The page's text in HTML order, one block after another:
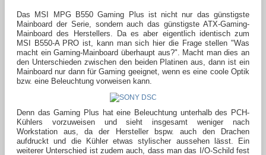
Das MSI MPG B550 Gaming Plus ist nicht nur das günstigste
Mainboard der Serie, sondern auch das günstigste ATX-Gaming-
Mainboard des Herstellers. Da es aber eigentlich identisch zum
MSI B550-A PRO ist, kann man sich hier die Frage stellen "Was
macht ein Gaming-Mainboard überhaupt aus?". Macht man dies an
den Unterschieden zwischen den beiden Platinen aus, dann ist ein
Mainboard nur dann für Gaming geeignet, wenn es eine coole Optik
bzw. eine Beleuchtung vorweisen kann.
Denn das Gaming Plus hat eine Beleuchtung unterhalb des PCH-
Kühlers vorzuweisen und sieht insgesamt weniger nach
Workstation aus, da der Hersteller bspw. auch den Drachen
aufdruckt und die Kühler etwas stylischer aussehen lässt. Ein
weiterer Unterschied ist zudem auch, dass man das I/O-Schild fest